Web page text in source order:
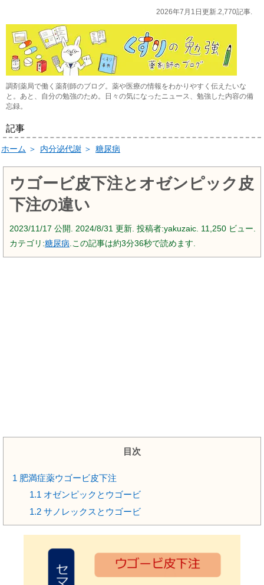
2026年7月1日更新.2,770記事.
調剤薬局で働く薬剤師のブログ。薬や医療の情報をわかりやすく伝えたいな
と。あと、自分の勉強のため。日々の気になったニュース、勉強した内容の備
忘録。
記事
ホーム ＞ 内分泌代謝 ＞ 糖尿病
ウゴービ皮下注とオゼンピック皮
下注の違い
2023/11/17 公開. 2024/8/31 更新. 投稿者:yakuzaic. 11,250 ビュー.
カテゴリ:糖尿病 .この記事は約3分36秒で読めます.
目次
1 肥満症薬ウゴービ皮下注
1.1 オゼンピックとウゴービ
1.2サノレックスとウゴービ